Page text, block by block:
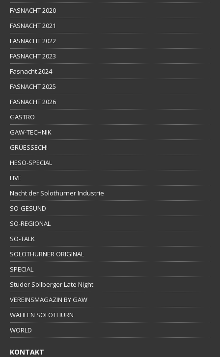
FASNACHT 2020
FASNACHT 2021
FASNACHT 2022
FASNACHT 2023
Fasnacht 2024
FASNACHT 2025
FASNACHT 2026
GASTRO
GAW-TECHNIK
GRÜESSECH!
HESO-SPECIAL
LIVE
Nacht der Solothurner Industrie
SO-GESUND
SO-REGIONAL
SO-TALK
SOLOTHURNER ORIGINAL
SPECIAL
Studer Sollberger Late Night
VEREINSMAGAZIN BY GAW
WAHLEN SOLOTHURN
WORLD
KONTAKT